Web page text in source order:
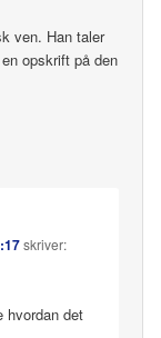
ven. Han taler
opskrift på den
skriver:
hvordan det